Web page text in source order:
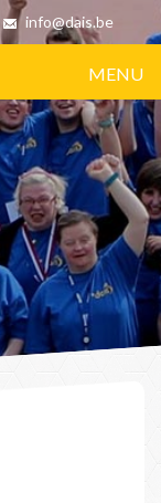
info@dais.be
MENU